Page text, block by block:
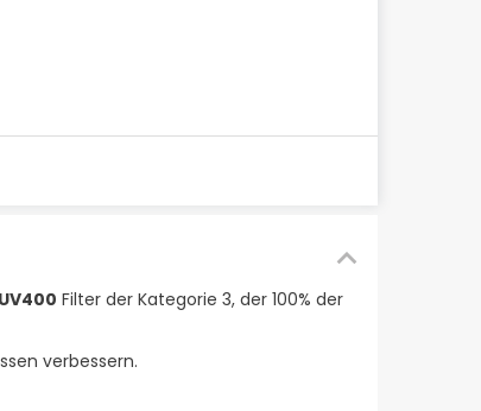
UV400 Filter der Kategorie 3, der 100% der
verbessern.